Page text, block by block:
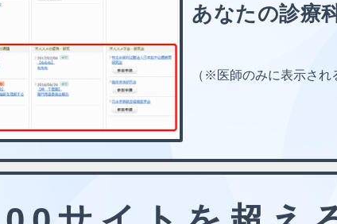
あなたの診療
（※医師のみに表示され